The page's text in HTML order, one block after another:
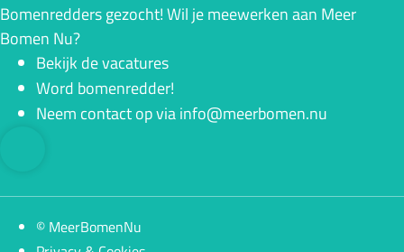
Bomenredders gezocht! Wil je meewerken aan Meer
Bomen Nu?
Bekijk de vacatures
Word bomenredder!
Neem contact op via info@meerbomen.nu
© MeerBomenNu